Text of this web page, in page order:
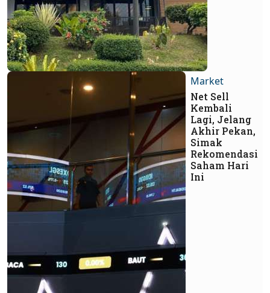
Market
Net Sell
Kembali
Lagi, Jelang
Akhir Pekan,
Simak
Rekomendasi
Saham Hari
Ini